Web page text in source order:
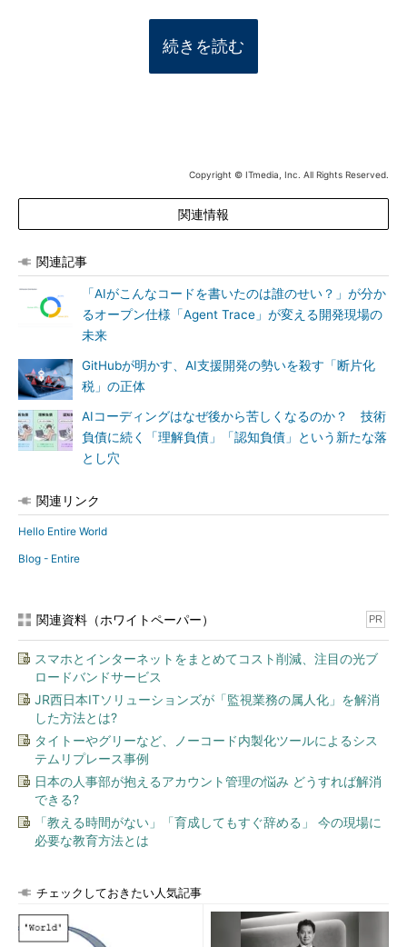
続きを読む
Copyright © ITmedia, Inc. All Rights Reserved.
関連情報
関連記事
「AIがこんなコードを書いたのは誰のせい？」が分か
るオープン仕様「Agent Trace」が変える開発現場の
未来
GitHubが明かす、AI支援開発の勢いを殺す「断片化
税」の正体
AIコーディングはなぜ後から苦しくなるのか？ 技術
負債に続く「理解負債」「認知負債」という新たな落
とし穴
関連リンク
Hello Entire World
Blog - Entire
関連資料（ホワイトペーパー） PR
スマホとインターネットをまとめてコスト削減、注目の光ブ
ロードバンドサービス
JR西日本ITソリューションズが「監視業務の属人化」を解消
した方法とは?
タイトーやグリーなど、ノーコード内製化ツールによるシス
テムリプレース事例
日本の人事部が抱えるアカウント管理の悩み どうすれば解消
できる?
「教える時間がない」「育成してもすぐ辞める」 今の現場に
必要な教育方法とは
チェックしておきたい人気記事